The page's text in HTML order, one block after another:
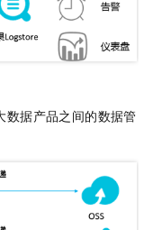
数据产品之间的数据管